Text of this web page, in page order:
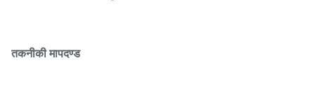
तकनीकी मापदण्ड